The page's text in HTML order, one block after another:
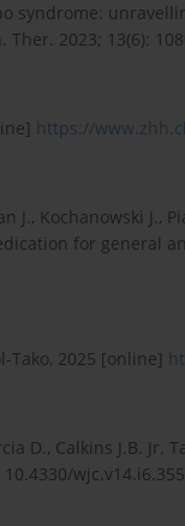
syndrome:
2023; 13(6):
https://
J., Kochanowski J.,
for general
Tako, 2025 [online]
D., Calkins J.B.